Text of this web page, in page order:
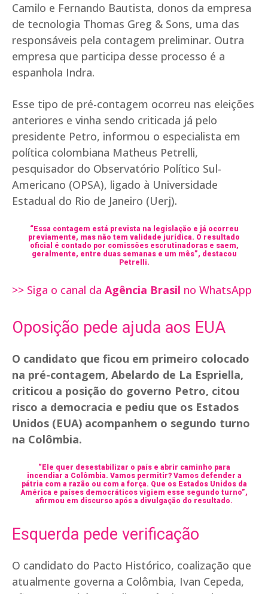
Camilo e Fernando Bautista, donos da empresa
de tecnologia Thomas Greg & Sons, uma das
responsáveis pela contagem preliminar. Outra
empresa que participa desse processo é a
espanhola Indra.
Esse tipo de pré-contagem ocorreu nas eleições
anteriores e vinha sendo criticada já pelo
presidente Petro, informou o especialista em
política colombiana Matheus Petrelli,
pesquisador do Observatório Político Sul-
Americano (OPSA), ligado à Universidade
Estadual do Rio de Janeiro (Uerj).
“Essa contagem está prevista na legislação e já ocorreu
previamente, mas não tem validade jurídica. O resultado
oficial é contado por comissões escrutinadoras e saem,
geralmente, entre duas semanas e um mês”, destacou
Petrelli.
>> Siga o canal da Agência Brasil no WhatsApp
Oposição pede ajuda aos EUA
O candidato que ficou em primeiro colocado
na pré-contagem, Abelardo de La Espriella,
criticou a posição do governo Petro, citou
risco a democracia e pediu que os Estados
Unidos (EUA) acompanhem o segundo turno
na Colômbia.
“Ele quer desestabilizar o país e abrir caminho para
incendiar a Colômbia. Vamos permitir? Vamos defender a
pátria com a razão ou com a força. Que os Estados Unidos da
América e países democráticos vigiem esse segundo turno”,
afirmou em discurso após a divulgação do resultado.
Esquerda pede verificação
O candidato do Pacto Histórico, coalização que
atualmente governa a Colômbia, Ivan Cepeda,